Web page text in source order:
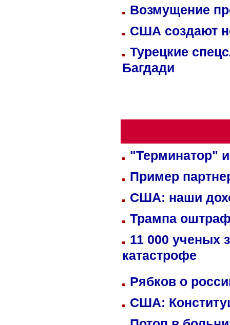
Возмущение
США создают
Турецкие
Багдади
"Терминатор"
Пример
США: наши
Трампа
11 000 ученых
катастрофе
Рябков о
США: